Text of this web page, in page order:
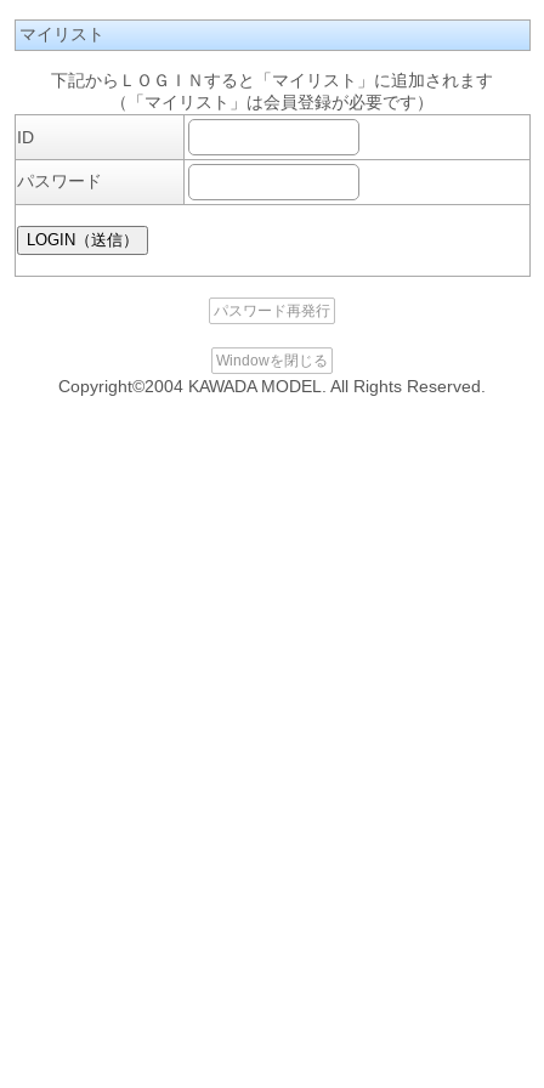
マイリスト
下記からＬＯＧＩＮすると「マイリスト」に追加されます
（「マイリスト」は会員登録が必要です）
ID
パスワード
パスワード再発行
Windowを閉じる
Copyright©2004 KAWADA MODEL. All Rights Reserved.